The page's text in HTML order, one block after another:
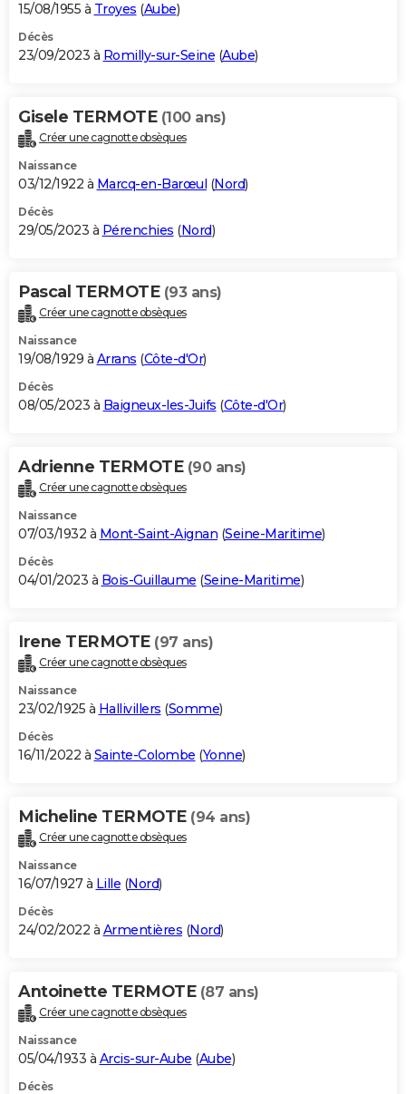
15/08/1955 à Troyes (Aube)
Décès
23/09/2023 à Romilly-sur-Seine (Aube)
Gisele TERMOTE (100 ans)
Créer une cagnotte obsèques
Naissance
03/12/1922 à Marcq-en-Barœul (Nord)
Décès
29/05/2023 à Pérenchies (Nord)
Pascal TERMOTE (93 ans)
Créer une cagnotte obsèques
Naissance
19/08/1929 à Arrans (Côte-d'Or)
Décès
08/05/2023 à Baigneux-les-Juifs (Côte-d'Or)
Adrienne TERMOTE (90 ans)
Créer une cagnotte obsèques
Naissance
07/03/1932 à Mont-Saint-Aignan (Seine-Maritime)
Décès
04/01/2023 à Bois-Guillaume (Seine-Maritime)
Irene TERMOTE (97 ans)
Créer une cagnotte obsèques
Naissance
23/02/1925 à Hallivillers (Somme)
Décès
16/11/2022 à Sainte-Colombe (Yonne)
Micheline TERMOTE (94 ans)
Créer une cagnotte obsèques
Naissance
16/07/1927 à Lille (Nord)
Décès
24/02/2022 à Armentières (Nord)
Antoinette TERMOTE (87 ans)
Créer une cagnotte obsèques
Naissance
05/04/1933 à Arcis-sur-Aube (Aube)
Décès